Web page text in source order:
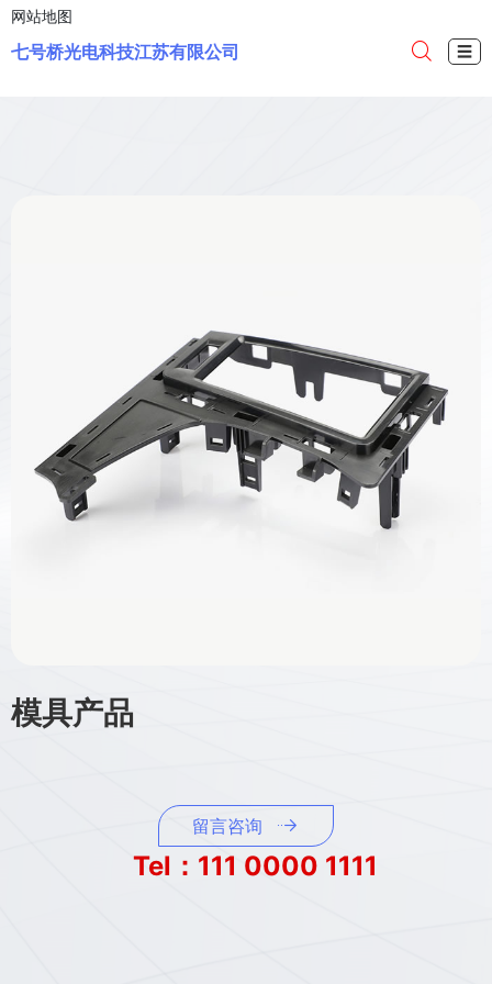
网站地图
七号桥光电科技江苏有限公司 ☰
模具产品
留言咨询
Tel：111 0000 1111